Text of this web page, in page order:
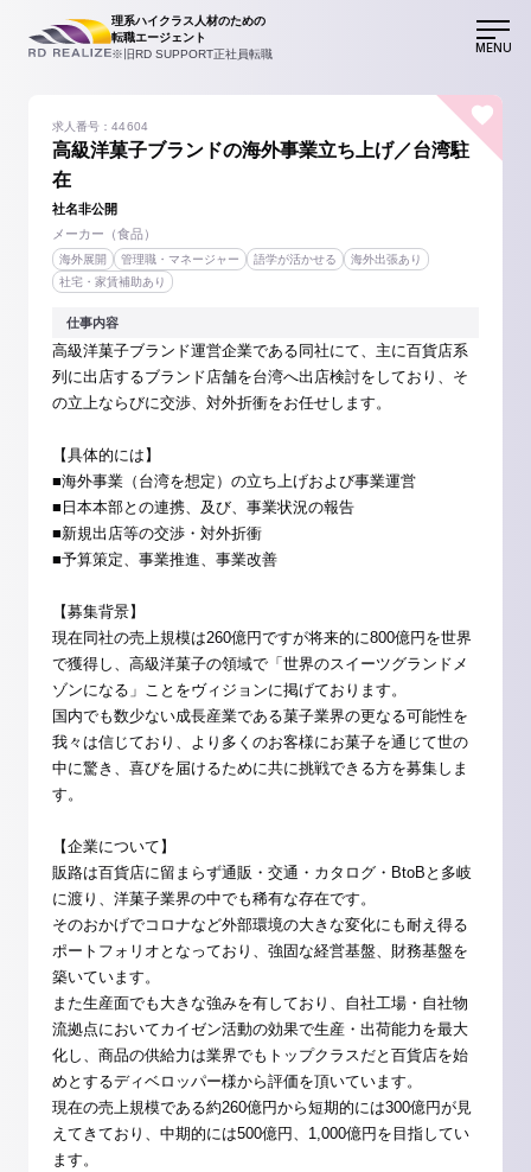
理系ハイクラス人材のための
転職エージェント
※旧RD SUPPORT正社員転職
MENU
高級洋菓子ブランドの海外事業立ち上げ／台湾駐
在
求人番号：44604
社名非公開
メーカー（食品）
海外展開 管理職・マネージャー 語学が活かせる
海外出張あり
社宅・家賃補助あり
仕事内容
高級洋菓子ブランド運営企業である同社にて、主に百貨店系
列に出店するブランド店舗を台湾へ出店検討をしており、そ
の立上ならびに交渉、対外折衝をお任せします。
【具体的には】
■海外事業（台湾を想定）の立ち上げおよび事業運営
■日本本部との連携、及び、事業状況の報告
■新規出店等の交渉・対外折衝
■予算策定、事業推進、事業改善
【募集背景】
現在同社の売上規模は260億円ですが将来的に800億円を世界
で獲得し、高級洋菓子の領域で「世界のスイーツグランドメ
ゾンになる」ことをヴィジョンに掲げております。
国内でも数少ない成長産業である菓子業界の更なる可能性を
我々は信じており、より多くのお客様にお菓子を通じて世の
中に驚き、喜びを届けるために共に挑戦できる方を募集しま
す。
【企業について】
販路は百貨店に留まらず通販・交通・カタログ・BtoBと多岐
に渡り、洋菓子業界の中でも稀有な存在です。
そのおかげでコロナなど外部環境の大きな変化にも耐え得る
ポートフォリオとなっており、強固な経営基盤、財務基盤を
築いています。
また生産面でも大きな強みを有しており、自社工場・自社物
流拠点においてカイゼン活動の効果で生産・出荷能力を最大
化し、商品の供給力は業界でもトップクラスだと百貨店を始
めとするディベロッパー様から評価を頂いています。
現在の売上規模である約260億円から短期的には300億円が見
えてきており、中期的には500億円、1,000億円を目指してい
ます。